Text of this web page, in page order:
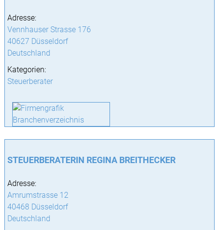
Adresse:
Vennhauser Strasse 176
40627 Düsseldorf
Deutschland
Kategorien:
Steuerberater
STEUERBERATERIN REGINA BREITHECKER
Adresse:
Amrumstrasse 12
40468 Düsseldorf
Deutschland